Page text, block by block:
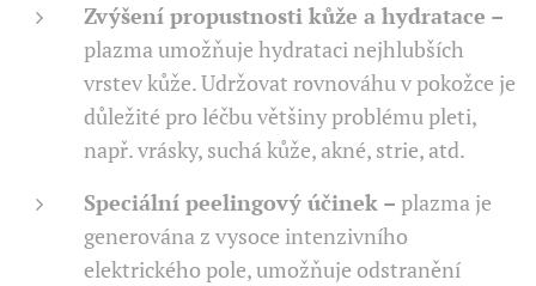
Zvýšení propustnosti kůže a hydratace –
plazma umožňuje hydrataci nejhlubších
vrstev kůže. Udržovat rovnováhu v pokožce je
důležité pro léčbu většiny problému pleti,
např. vrásky, suchá kůže, akné, strie, atd.
Speciální peelingový účinek – plazma je
generována z vysoce intenzivního
elektrického pole, umožňuje odstranění